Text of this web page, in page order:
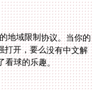
地域限制协议。当你的
打开，要么没有中文解
球的乐趣。